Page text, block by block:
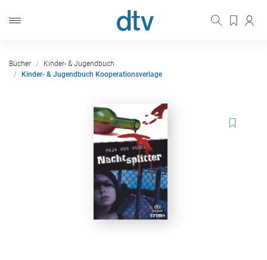
Bücher
Kinder- & Jugendbuch
Kinder- & Jugendbuch Kooperationsverlage